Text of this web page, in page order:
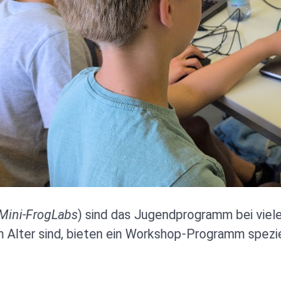
FrogLabs) sind das Jugendprogramm bei
Alter sind, bieten ein Workshop-Programm